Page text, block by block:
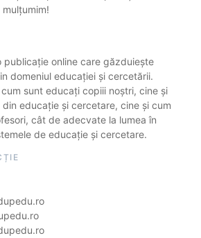
mulțumim!
publicație online care găzduiește
domeniul educației și cercetării.
sunt educați copiii noștri, cine și
educație și cercetare, cine și cum
cât de adecvate la lumea în
de educație și cercetare.